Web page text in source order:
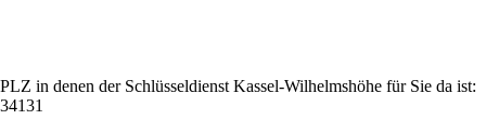
PLZ in denen der Schlüsseldienst Kassel-Wilhelmshöhe für Sie da ist:
34131